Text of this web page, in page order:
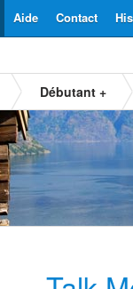
Contact
Aide
Débutant +